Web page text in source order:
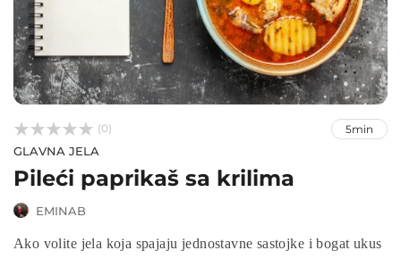


 (0) 5min
GLAVNA JELA
Pileći paprikaš sa krilima
EMINAB
Ako volite jela koja spajaju jednostavne sastojke i bogat ukus